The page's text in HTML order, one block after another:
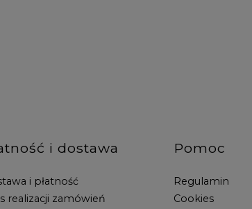
i dostawa
i płatność
realizacji zamówień
Pomoc
Regulamin
Cookies